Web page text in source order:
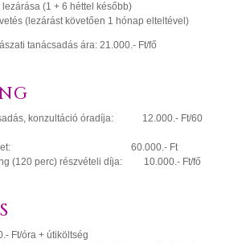
(1 + 6 héttel később)
(lezárást követően 1 hónap elteltével)
tanácsadás ára: 21.000.- Ft/fő
konzultáció óradíja: 12.000.- Ft/60
bérlet: 60.000.- Ft
(120 perc) részvételi díja: 10.000.- Ft/fő
Ft/óra + útiköltség